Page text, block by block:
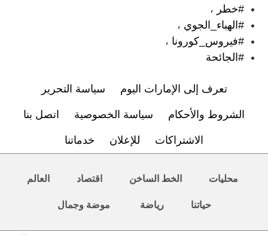
#خطر ،
#الهباء_الجوي ،
#فيروس_كورونا ،
#الجائحة
تعرف إلى الإمارات اليوم سياسة التحرير
الشروط والأحكام سياسة الخصوصية اتصل بنا
الاشتراكات للإعلان خدماتنا
محليات الخط الساخن اقتصاد العالم
حياتنا رياضة موضة وجمال